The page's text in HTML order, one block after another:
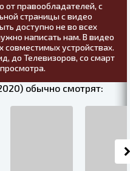
правообладателей, с
страницы с видео
доступно не во всех
написать нам. В видео
совместимых устройствах.
до Телевизоров, со смарт
обычно смотрят: